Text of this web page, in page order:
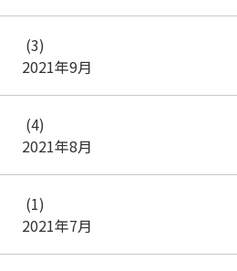
2021年9月
(3)
2021年8月
(4)
2021年7月
(1)